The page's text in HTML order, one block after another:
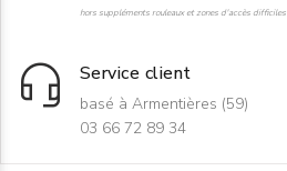
hors suppléments rouleaux et zones d'accès difficiles
Service client
basé à Armentières (59)
03 66 72 89 34